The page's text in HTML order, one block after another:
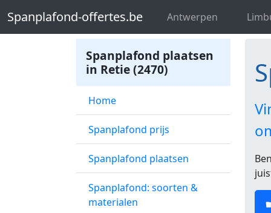
Spanplafond-offertes.be Antwerpen
Spanplafond-offertes.be
Spanplafond plaatsen
in Retie (2470)
Home
Spanplafond prijs
Spanplafond plaatsen
Spanplafond: soorten &
materialen